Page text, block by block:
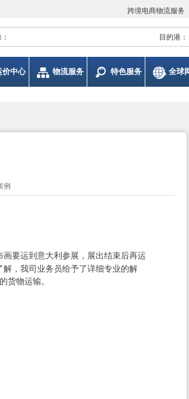
跨境电商物流服务
目的港：
价中心 物流服务 特色服务 全球
例
画要运到意大利参展，展出结束后再运
，我司业务员给予了详细专业的解
货物运输。